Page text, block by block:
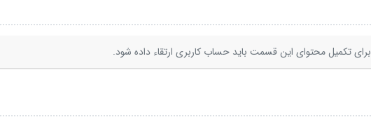
برای تکمیل محتوای این قسمت باید حساب کاربری ارتقاء داده شود.